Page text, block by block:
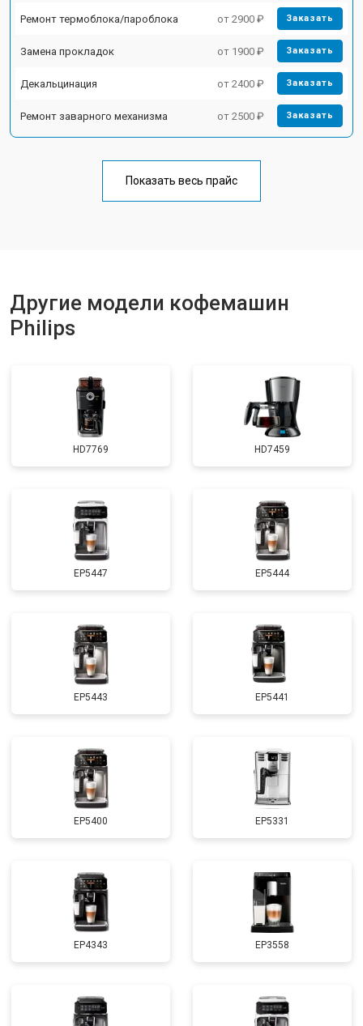
Ремонт термоблока/пароблока от 2900 ₽ Заказать
Замена прокладок от 1900 ₽ Заказать
Декальцинация от 2400 ₽ Заказать
Ремонт заварного механизма от 2500 ₽ Заказать
Показать весь прайс
Другие модели кофемашин
Philips
HD7769 HD7459
EP5447 EP5444
EP5443 EP5441
EP5400 EP5331
EP4343 EP3558